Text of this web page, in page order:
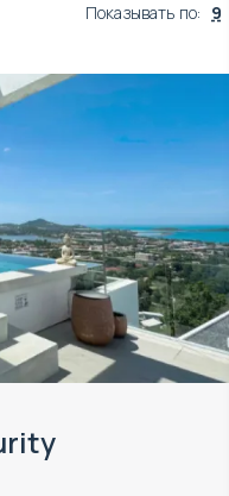
Показывать по: 9